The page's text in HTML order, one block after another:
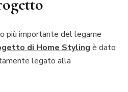
più importante del legame
di Home Styling è dato
legato alla